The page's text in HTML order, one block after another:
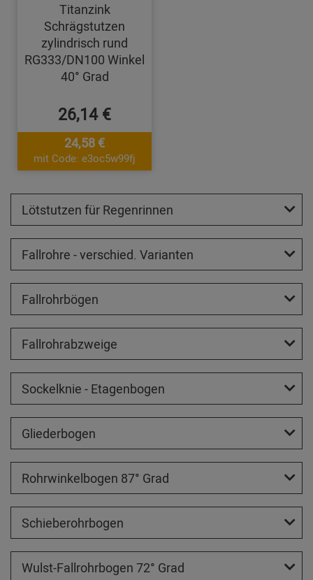
Titanzink
Schrägstutzen
zylindrisch rund
RG333/DN100 Winkel
40° Grad
26,14 €
24,58 €
mit Code: e3oc5w99fj
Lötstutzen für Regenrinnen
Fallrohre - verschied. Varianten
Fallrohrbögen
Fallrohrabzweige
Sockelknie - Etagenbogen
Gliederbogen
Rohrwinkelbogen 87° Grad
Schieberohrbogen
Wulst-Fallrohrbogen 72° Grad